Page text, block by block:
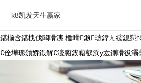
鍖椾含鍖栧伐闆嗗洟 棰嗗鐝瓙鍏ㄤ綋鎴愬
€佺墷璁颁娇鍛解€濅腑鍥藉叡浜у厷鍘嗗彶
k8凯发天生赢家